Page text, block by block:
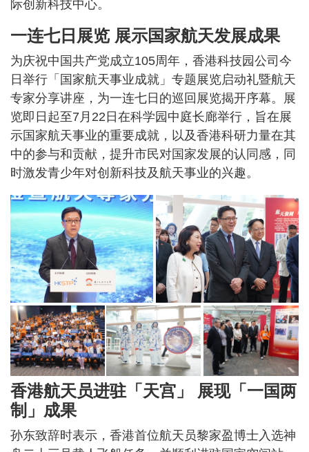
际创新科技中心。
一连七日展览 展示国家航天发展成果
为庆祝中国共产党成立105周年，香港科技园公司今
日举行「国家航天事业成就」专题展览启动礼暨航天
专家分享讲座，为一连七日的巡回展览揭开序幕。展
览即日起至7月22日在科学园中庭长廊举行，旨在展
示国家航天事业的重要成就，以及香港科研力量在其
中的参与和贡献，提升市民对国家发展的认同感，同
时激发青少年对创新科技及航天事业的兴趣。
香港航天员进驻「天宫」 展现「一国两
制」成果
孙东致辞时表示，香港首位航天员黎家盈博士入选神